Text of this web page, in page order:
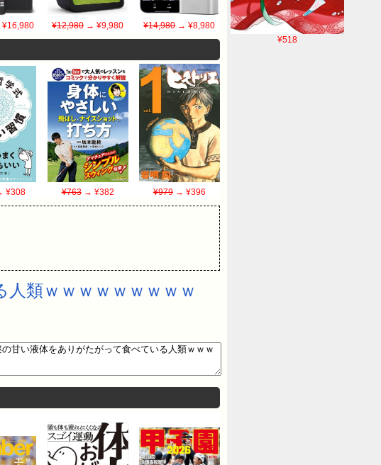
¥518
¥12,980→ ¥9,980 ¥14,980→ ¥8,980
¥308 ¥763→ ¥382 ¥979→ ¥396
類ｗｗｗｗｗｗｗｗｗ